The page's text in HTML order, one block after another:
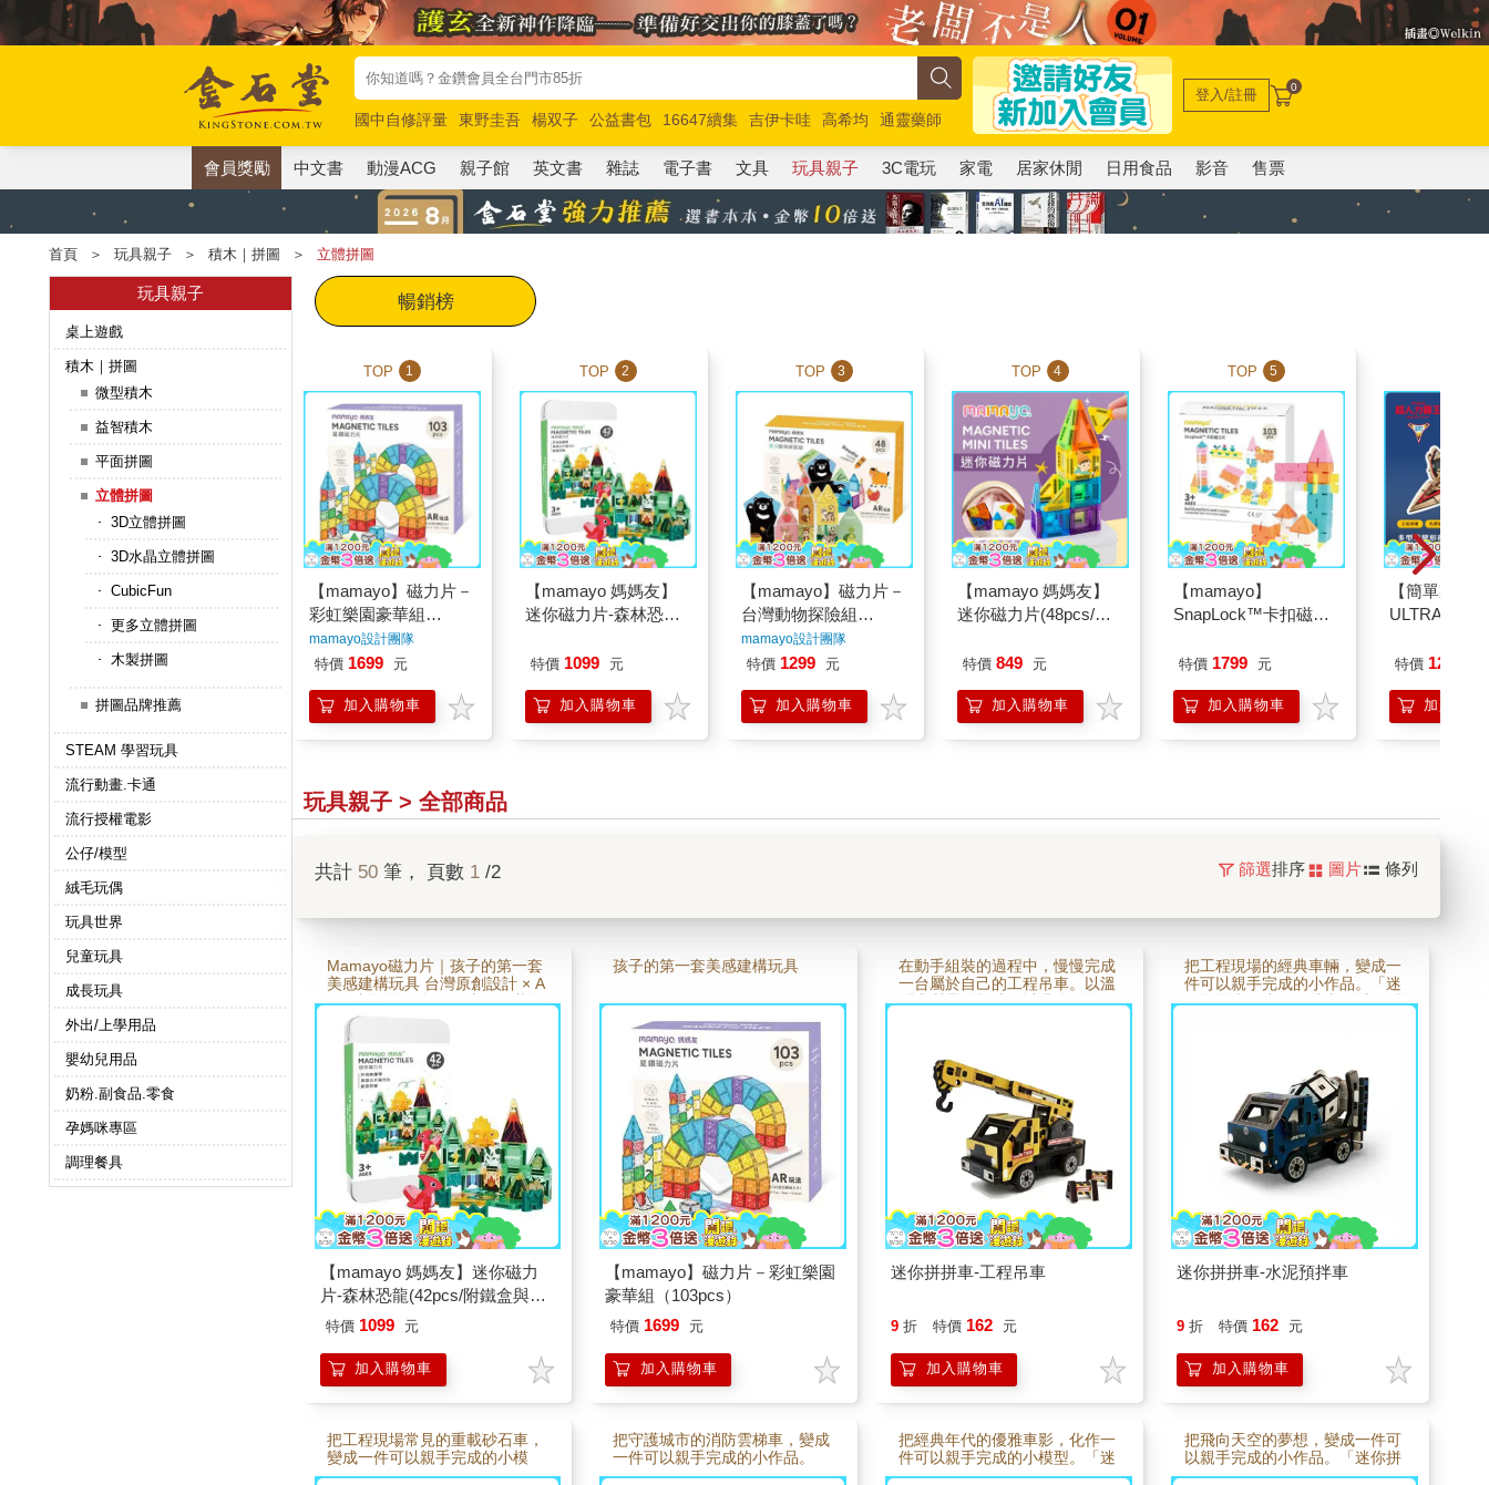
國中自修評量 東野圭吾 楊双子 公益書包 16647續集 吉伊卡哇 高希均
通靈藥師
唯紅花綻放
奧德賽 路邊攤新作 馬斯克 玩具總動員5 超慢跑
登入/註冊 0
會員獎勵 中文書 動漫ACG 親子館 英文書 雜誌 電子書 文具 玩具親子 3C電玩 家電 居家休閒 日用食品 影音 售票
首頁 ＞ 玩具親子 ＞ 積木｜拼圖 ＞ 立體拼圖
玩具親子
桌上遊戲
積木｜拼圖
微型積木
益智積木
平面拼圖
立體拼圖
3D立體拼圖
3D水晶立體拼圖
CubicFun
更多立體拼圖
木製拼圖
拼圖品牌推薦
STEAM 學習玩具
流行動畫.卡通
流行授權電影
公仔/模型
絨毛玩偶
玩具世界
兒童玩具
成長玩具
外出/上學用品
嬰幼兒用品
奶粉.副食品.零食
孕媽咪專區
調理餐具
暢銷榜
TOP 1
【mamayo】磁力片－
彩虹樂園豪華組
（103pcs）
mamayo設計團隊
特價 1699 元
加入購物車
TOP 2
【mamayo 媽媽友】
迷你磁力片-森林恐龍
書/開放式/旅行外出/隨
特價 1099 元
加入購物車
TOP 3
【mamayo】磁力片－
台灣動物探險組
（48pcs）
mamayo設計團隊
特價 1299 元
加入購物車
TOP 4
【mamayo 媽媽友】
迷你磁力片(48pcs/附
旅行外出/隨身攜帶款/
特價 849 元
加入購物車
TOP 5
【mamayo】
SnapLock™卡扣磁力
特價 1799 元
加入購物車
【簡單製造】
ULTRAMAN
勝利飛燕1號
特價 1250
加入購物
玩具親子 > 全部商品
共計 50 筆， 頁數 1 /2 篩選排序 圖片 條列
Mamayo磁力片｜孩子的第一套
美感建構玩具 台灣原創設計 × A
R動畫教學 × 多元玩法一次滿足
【mamayo 媽媽友】迷你磁力
片-森林恐龍(42pcs/附鐵盒與說
明書/開放式/旅行外出/隨身攜帶
特價 1099 元
加入購物車
孩子的第一套美感建構玩具
【mamayo】磁力片－彩虹樂園
豪華組（103pcs）
特價 1699 元
加入購物車
在動手組裝的過程中，慢慢完成
一台屬於自己的工程吊車。以溫
潤木質零件打造，透過簡單拼
的小風景。無論親子共作、療癒
手作，或送給喜歡工程車與模型
的人，都是一份充滿溫度的小禮
迷你拼拼車-工程吊車
9 折 特價 162 元
加入購物車
把工程現場的經典車輛，變成一
件可以親手完成的小作品。「迷
你拼拼車－水泥預拌車」以溫潤
人沉浸在專注與創作的節奏中；
完成後不僅是可愛的小模型，也
能成為桌面上的療癒風景，無論
收藏、送禮或親子共作都很適
迷你拼拼車-水泥預拌車
9 折 特價 162 元
加入購物車
把工程現場常見的重載砂石車，
變成一件可以親手完成的小模
型。「迷你拼拼車－重載砂石
把守護城市的消防雲梯車，變成
一件可以親手完成的小作品。
「迷你拼拼車－消防雲梯車」以
把經典年代的優雅車影，化作一
件可以親手完成的小模型。「迷
你拼拼車－懷舊老爺車」以溫潤
把飛向天空的夢想，變成一件可
以親手完成的小作品。「迷你拼
拼車－小飛機」以溫潤木質零件